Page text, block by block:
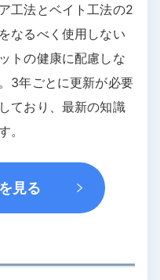
工法とベイト工法の2
なるべく使用しない
トの健康に配慮しな
3年ごとに更新が必要
ており、最新の知識
。
見る